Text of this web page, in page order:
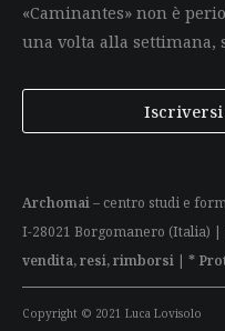
«Caminantes» non è
una volta alla settimana,
Iscriversi
Archomai– centro studi e
I-28021 Borgomanero (Italia) |
vendita, resi, rimborsi | *
Copyright © 2021 Luca Lovisolo